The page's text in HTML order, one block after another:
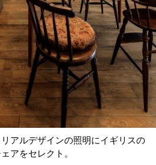
アルデザインの照明にイギリスの
アをセレクト。